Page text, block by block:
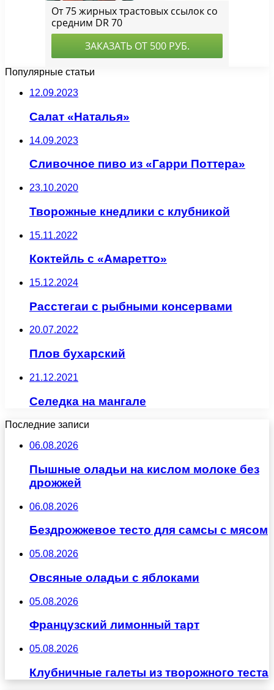
Популярные статьи
12.09.2023
Салат «Наталья»
14.09.2023
Сливочное пиво из «Гарри Поттера»
23.10.2020
Творожные кнедлики с клубникой
15.11.2022
Коктейль с «Амаретто»
15.12.2024
Расстегаи с рыбными консервами
20.07.2022
Плов бухарский
21.12.2021
Селедка на мангале
Последние записи
06.08.2026
Пышные оладьи на кислом молоке без
дрожжей
06.08.2026
Бездрожжевое тесто для самсы с мясом
05.08.2026
Овсяные оладьи с яблоками
05.08.2026
Французский лимонный тарт
05.08.2026
Клубничные галеты из творожного теста